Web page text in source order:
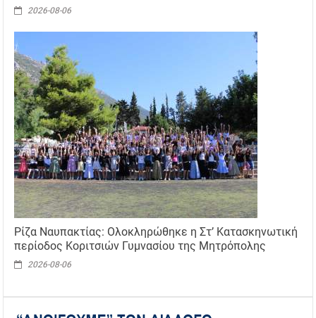
2026-08-06
Ρίζα Ναυπακτίας: Ολοκληρώθηκε η Στ’ Κατασκηνωτική
περίοδος Κοριτσιών Γυμνασίου της Μητρόπολης
2026-08-06